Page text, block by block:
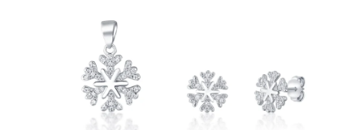
Doprava a platba Vrátenie, výmena, reklamácia
Kontakt
Obchodné podmienky
Ochrana súkromia